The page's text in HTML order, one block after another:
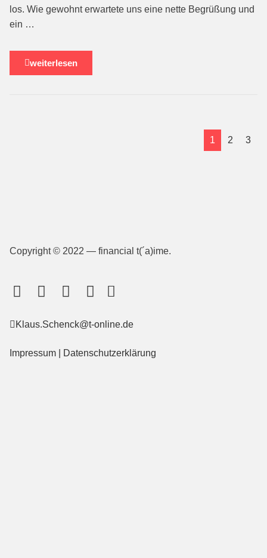
los. Wie gewohnt erwartete uns eine nette Begrüßung und
ein …
weiterlesen
1 2 3
Copyright © 2022 — financial t(´a)ime.
Klaus.Schenck@t-online.de
Impressum Datenschutzerklärung